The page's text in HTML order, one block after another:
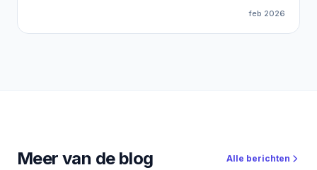
için tam teşekküllü bir gelir ekosistemi hâline geldi.feb 2026
Meer van de blog Alle berichten